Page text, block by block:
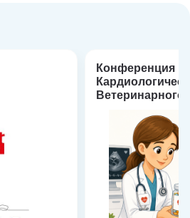
Конференция
Ветеринарного
кардиологии:
практике»